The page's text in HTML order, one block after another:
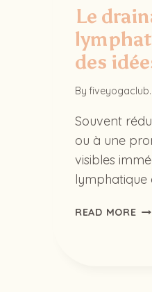
Le
des
By
Souvent
ou à une
visibles
lymphatique
READ MORELE